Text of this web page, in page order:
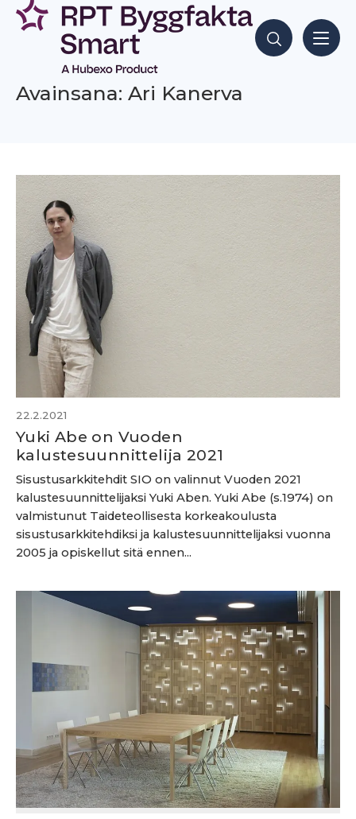
Siirry
sisältöön
Hae sisältöjä
Avainsana: Ari Kanerva
22.2.2021
Yuki Abe on Vuoden
kalustesuunnittelija 2021
Sisustusarkkitehdit SIO on valinnut Vuoden 2021
kalustesuunnittelijaksi Yuki Aben. Yuki Abe (s.1974) on
valmistunut Taideteollisesta korkeakoulusta
sisustusarkkitehdiksi ja kalustesuunnittelijaksi vuonna
2005 ja opiskellut sitä ennen...